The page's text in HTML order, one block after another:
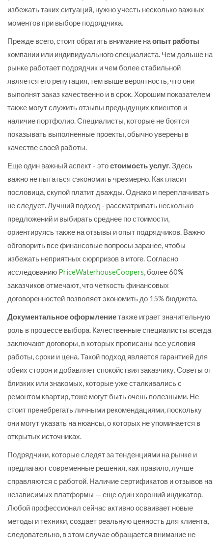
избежать таких ситуаций, нужно учесть несколько важных
моментов при выборе подрядчика.
Прежде всего, стоит обратить внимание наопыт работы
компании или индивидуального специалиста. Чем дольше на
рынке работает подрядчик и чем более стабильной
является его репутация, тем выше вероятность, что они
выполнят заказ качественно и в срок. Хорошим показателем
также могут служить отзывы предыдущих клиентов и
наличие портфолио. Специалисты, которые не боятся
показывать выполненные проекты, обычно уверены в
качестве своей работы.
Еще один важный аспект - этостоимость услуг. Здесь
важно не пытаться сэкономить чрезмерно. Как гласит
пословица, скупой платит дважды. Однако и переплачивать
не следует. Лучший подход - рассматривать несколько
предложений и выбирать среднее по стоимости,
ориентируясь также на отзывы и опыт подрядчиков. Важно
обговорить все финансовые вопросы заранее, чтобы
избежать неприятных сюрпризов в итоге. Согласно
исследованию PriceWaterhouseCoopers, более 60%
заказчиков отмечают, что четкость финансовых
договоренностей позволяет экономить до 15% бюджета.
Документальное оформлениетакже играет значительную
роль в процессе выбора. Качественные специалисты всегда
заключают договоры, в которых прописаны все условия
работы, сроки и цена. Такой подход является гарантией для
обеих сторон и добавляет спокойствия заказчику. Советы от
близких или знакомых, которые уже сталкивались с
ремонтом квартир, тоже могут быть очень полезными. Не
стоит пренебрегать личными рекомендациями, поскольку
они могут указать на нюансы, о которых не упоминается в
открытых источниках.
Подрядчики, которые следят за тенденциями на рынке и
предлагают современные решения, как правило, лучше
справляются с работой. Наличие сертификатов и отзывов на
независимых платформы — еще один хороший индикатор.
Любой профессионал сейчас активно осваивает новые
методы и техники, создает реальную ценность для клиента,
следовательно, в этом случае обращается внимание не